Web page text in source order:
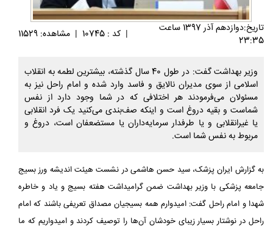
تاريخ:دوازدهم آذر 1397 ساعت
23:35
| کد : 10745 | مشاهده: 11529
وزیر بهداشت گفت: در طول 40 سال گذشته، بیشترین لطمه به انقلاب
اسلامی از سوی مدیران نالایق و فاسد وارد شده و امام راحل نیز به
مسئولان می‌فرمودند هر اختلافی که در شما وجود دارد از نفس
شماست و بقیه دروغ است و اینکه صف‌بندی می‌کنید یک فرد انقلابی
یا غیرانقلابی و یا طرفدار سرمایه‌داران یا مستضعفان است، دروغ و
مربوط به نفس شما است.
به گزارش ایران پزشک، سید حسن هاشمی در نشست هیئت اندیشه ورز بسیج
جامعه پزشکی با وزیر بهداشت ضمن گرامیداشت هفته بسیج و یاد و خاطره
شهدا و امام راحل گفت: امیدوارم همه بسیجیان مصداق تعریفی باشند که امام
راحل در نوشتار بسیار زیبای خودشان آن‌ها را توصیف کردند و امیدواریم که ما